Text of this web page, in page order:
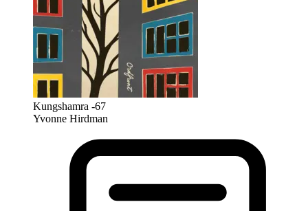
Kungshamra -67
Yvonne Hirdman